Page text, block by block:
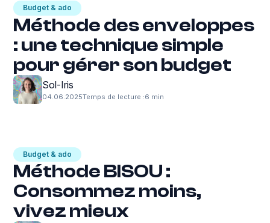
Budget & ado
Méthode des enveloppes
: une technique simple
pour gérer son budget
Sol-Iris
04.06.2025Temps de lecture :6 min
Budget & ado
Méthode BISOU :
Consommez moins,
vivez mieux